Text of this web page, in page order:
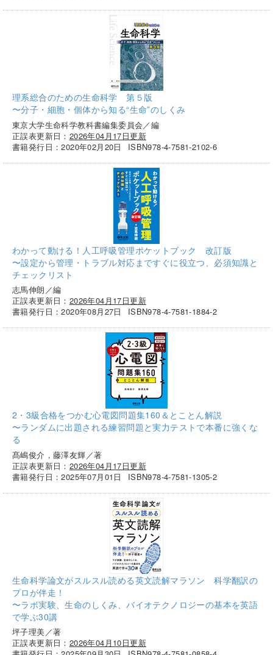
理系総合のための生命科学 第５版
〜分子・細胞・個体から知る“生命”のしくみ
東京大学生命科学教科書編集委員会／編
正誤表更新日： 2026年04月17日更新
書籍発行日：2020年02月20日
ISBN978-4-7581-2102-6
わかって動ける！人工呼吸管理ポケットブック 改訂版
〜設定から管理・トラブル対応まですぐに役立つ、必須知識と
チェックリスト
志馬伸朗／編
正誤表更新日： 2026年04月17日更新
書籍発行日：2020年08月27日
ISBN978-4-7581-1884-2
2・3級合格をつかむ心電図問題集160＆とことん解説
〜ランダムに出題される練習問題と実力テストで本番に強くな
る
髙嶋俊介，藤澤友輝／著
正誤表更新日： 2026年04月17日更新
書籍発行日：2025年07月01日
ISBN978-4-7581-1305-2
生命科学論文がスルスル読める英文読解マラソン 科学翻訳の
プロが伴走！
〜ラボ実験、生命のしくみ、バイオテクノロジーの基本を英語
で学ぶ30講
坪子理美／著
正誤表更新日： 2026年04月10日更新